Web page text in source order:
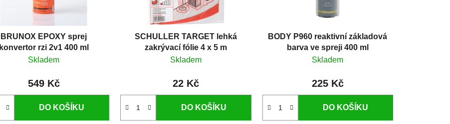
BRUNOX EPOXY sprej
konvertor rzi 2v1 400 ml
Skladem
549 Kč
DO KOŠÍKU
SCHULLER TARGET lehká
zakrývací fólie 4 x 5 m
Skladem
22 Kč
DO KOŠÍKU
BODY P960 reaktivní základová
barva ve spreji 400 ml
Skladem
225 Kč
DO KOŠÍKU